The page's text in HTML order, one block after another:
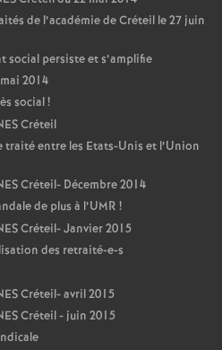
de l’académie de Créteil le 27 juin
social persiste et s’amplifie
2014
social!
Créteil
traité entre les Etats-Unis et l’Union
Créteil- Décembre 2014
de plus à l’UMR !
Créteil- Janvier 2015
des retraité-e-s
Créteil- avril 2015
Créteil - juin 2015